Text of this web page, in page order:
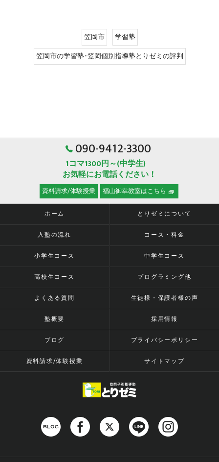
笠岡市
学習塾
笠岡市の学習塾･笠岡個別指導塾とりゼミの評判
1コマ1300円～(中学生)
お気軽にお電話ください！
090-9412-3300
資料請求/体験授業 福山御幸教室はこちら
ホーム とりゼミについて
入塾の流れ コース・料金
小学生コース 中学生コース
高校生コース プログラミング他
よくある質問 生徒様・保護者様の声
塾概要 採用情報
ブログ プライバシーポリシー
資料請求/体験授業 サイトマップ